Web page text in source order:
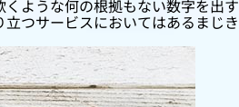
ような何の根拠もない数字を出す
つサービスにおいてはあるまじき